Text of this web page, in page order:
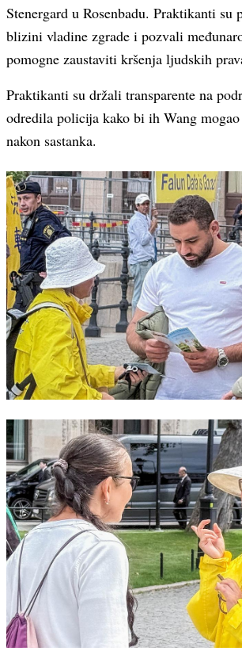
Stenergard u Rosenbadu. Praktikanti su
blizini vladine zgrade i pozvali
pomogne zaustaviti kršenja ljudskih
Praktikanti su držali transparente na
odredila policija kako bi ih Wang
nakon sastanka.